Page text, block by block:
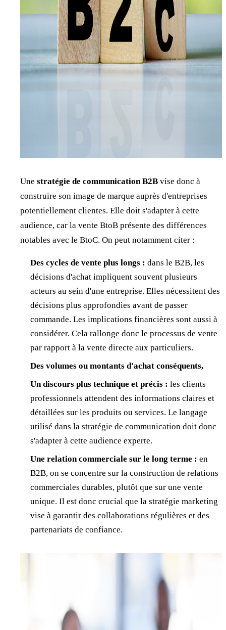
Une stratégie de communication B2B vise donc à
construire son image de marque auprès d'entreprises
potentiellement clientes. Elle doit s'adapter à cette
audience, car la vente BtoB présente des différences
notables avec le BtoC. On peut notamment citer :
Des cycles de vente plus longs : dans le B2B, les
décisions d'achat impliquent souvent plusieurs
acteurs au sein d'une entreprise. Elles nécessitent des
décisions plus approfondies avant de passer
commande. Les implications financières sont aussi à
considérer. Cela rallonge donc le processus de vente
par rapport à la vente directe aux particuliers.
Des volumes ou montants d'achat conséquents,
Un discours plus technique et précis : les clients
professionnels attendent des informations claires et
détaillées sur les produits ou services. Le langage
utilisé dans la stratégie de communication doit donc
s'adapter à cette audience experte.
Une relation commerciale sur le long terme : en
B2B, on se concentre sur la construction de relations
commerciales durables, plutôt que sur une vente
unique. Il est donc crucial que la stratégie marketing
vise à garantir des collaborations régulières et des
partenariats de confiance.